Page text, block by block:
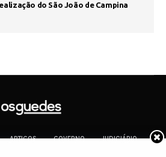
do São João de Campina
ARTIGOS GOVERNO
JUDICIÁRIO